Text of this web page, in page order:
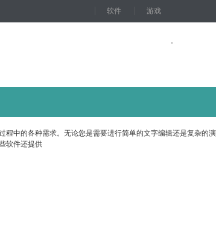
软件 游戏
中的各种需求。无论您是需要进行简单的文字编辑还是复杂的演
软件还提供